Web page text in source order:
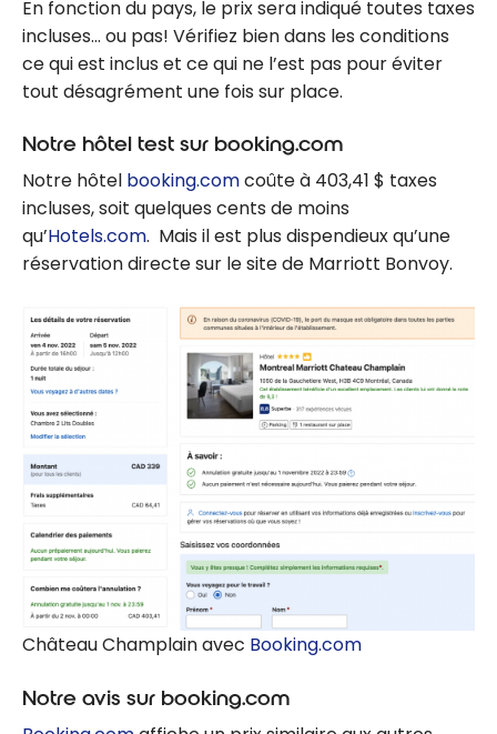
En fonction du pays, le prix sera indiqué toutes taxes
incluses… ou pas! Vérifiez bien dans les conditions
ce qui est inclus et ce qui ne l’est pas pour éviter
tout désagrément une fois sur place.
Notre hôtel test sur booking.com
Notre hôtel booking.comcoûte à 403,41 $ taxes
incluses, soit quelques cents de moins
qu’Hotels.com. Mais il est plus dispendieux qu’une
réservation directe sur le site de Marriott Bonvoy.
Château Champlain avec Booking.com
Notre avis sur booking.com